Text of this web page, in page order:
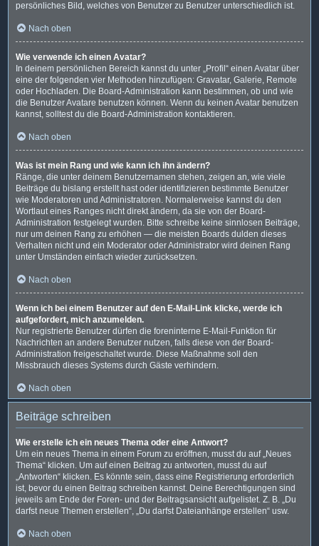
persönliches Bild, welches von Benutzer zu Benutzer unterschiedlich ist.
Nach oben
Wie verwende ich einen Avatar?
In deinem persönlichen Bereich kannst du unter „Profil“ einen Avatar über
eine der folgenden vier Methoden hinzufügen: Gravatar, Galerie, Remote
oder Hochladen. Die Board-Administration kann bestimmen, ob und wie
die Benutzer Avatare benutzen können. Wenn du keinen Avatar benutzen
kannst, solltest du die Board-Administration kontaktieren.
Nach oben
Was ist mein Rang und wie kann ich ihn ändern?
Ränge, die unter deinem Benutzernamen stehen, zeigen an, wie viele
Beiträge du bislang erstellt hast oder identifizieren bestimmte Benutzer
wie Moderatoren und Administratoren. Normalerweise kannst du den
Wortlaut eines Ranges nicht direkt ändern, da sie von der Board-
Administration festgelegt wurden. Bitte schreibe keine sinnlosen Beiträge,
nur um deinen Rang zu erhöhen — die meisten Boards dulden dieses
Verhalten nicht und ein Moderator oder Administrator wird deinen Rang
unter Umständen einfach wieder zurücksetzen.
Nach oben
Wenn ich bei einem Benutzer auf den E-Mail-Link klicke, werde ich
aufgefordert, mich anzumelden.
Nur registrierte Benutzer dürfen die foreninterne E-Mail-Funktion für
Nachrichten an andere Benutzer nutzen, falls diese von der Board-
Administration freigeschaltet wurde. Diese Maßnahme soll den
Missbrauch dieses Systems durch Gäste verhindern.
Nach oben
Beiträge schreiben
Wie erstelle ich ein neues Thema oder eine Antwort?
Um ein neues Thema in einem Forum zu eröffnen, musst du auf „Neues
Thema“ klicken. Um auf einen Beitrag zu antworten, musst du auf
„Antworten“ klicken. Es könnte sein, dass eine Registrierung erforderlich
ist, bevor du einen Beitrag schreiben kannst. Deine Berechtigungen sind
jeweils am Ende der Foren- und der Beitragsansicht aufgelistet. Z. B. „Du
darfst neue Themen erstellen“, „Du darfst Dateianhänge erstellen“ usw.
Nach oben